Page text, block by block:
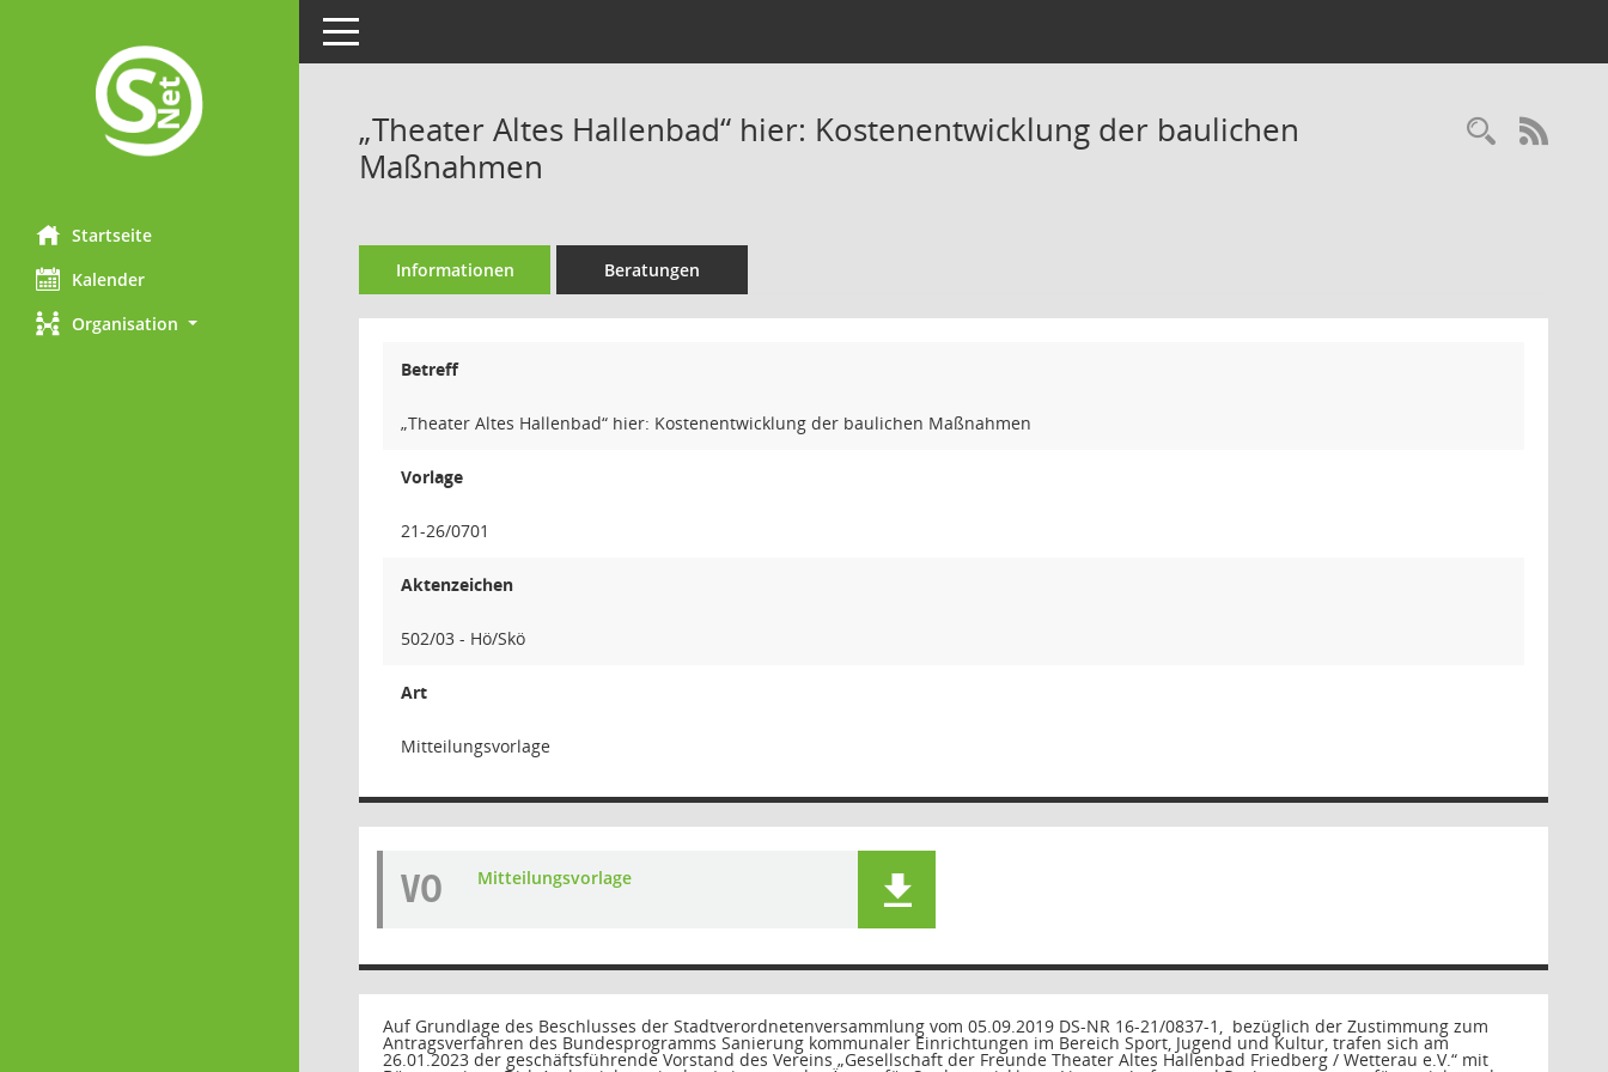
Startseite
Kalender
Organisation
Toggle navigation
„Theater Altes Hallenbad“ hier: Kostenentwicklung der baulichen
Maßnahmen
Informationen Beratungen
Betreff
„Theater Altes Hallenbad“ hier: Kostenentwicklung der baulichen Maßnahmen
Vorlage
21-26/0701
Aktenzeichen
502/03 - Hö/Skö
Art
Mitteilungsvorlage
VO Mitteilungsvorlage
Auf Grundlage des Beschlusses der Stadtverordnetenversammlung vom 05.09.2019 DS-NR 16-21/0837-1, bezüglich der Zustimmung zum
Antragsverfahren des Bundesprogramms Sanierung kommunaler Einrichtungen im Bereich Sport, Jugend und Kultur, trafen sich am
26.01.2023 der geschäftsführende Vorstand des Vereins „Gesellschaft der Freunde Theater Altes Hallenbad Friedberg / Wetterau e.V.“ mit